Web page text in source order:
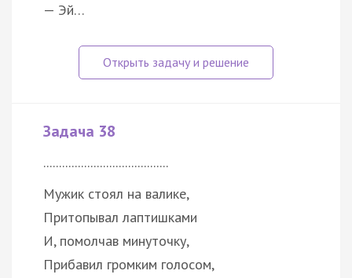
— Эй…
Задача 38
........................................
Мужик стоял на валике,
Притопывал лаптишками
И, помолчав минуточку,
Прибавил громким голосом,